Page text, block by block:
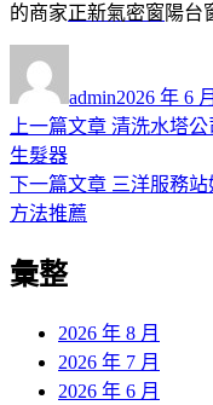
的商家正新氣密窗 陽台
者
admin佈
日
2026 年 6
文
章
導
覽
上一篇文章 上
篇
清洗水塔公
生髮器
下一篇文章 下
三洋服務
方法推薦
彙整
2026 年 8 月
2026 年 7 月
2026 年 6 月